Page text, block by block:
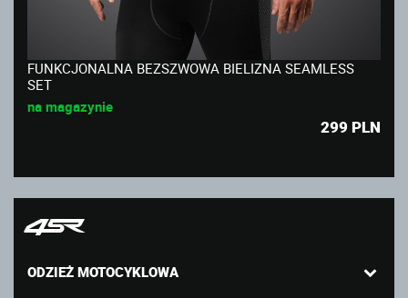
FUNKCJONALNA BEZSZWOWA BIELIZNA SEAMLESS
SET
na magazynie
299 PLN
ODZIEŻ MOTOCYKLOWA